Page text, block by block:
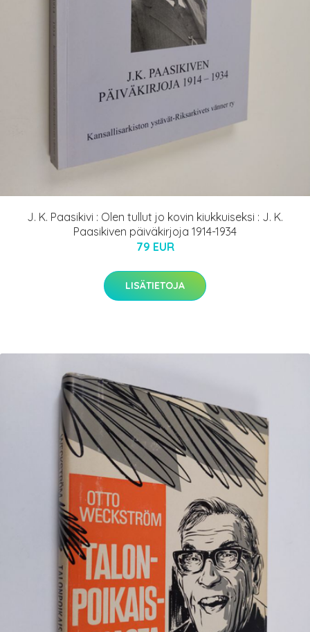
J. K. Paasikivi : Olen tullut jo kovin kiukkuiseksi : J. K.
Paasikiven päiväkirjoja 1914-1934
79 EUR
LISÄTIETOJA